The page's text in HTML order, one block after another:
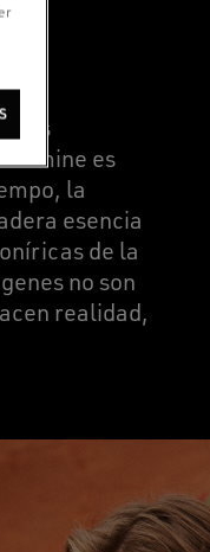
es
la
esencia
de la
no son
realidad,